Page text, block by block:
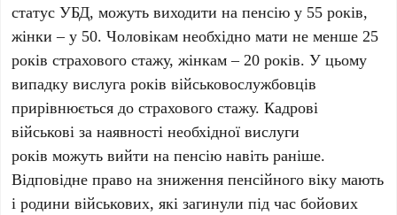
статус УБД, можуть виходити на пенсію у 55 років,
жінки – у 50. Чоловікам необхідно мати не менше 25
років страхового стажу, жінкам – 20 років. У цьому
випадку вислуга років військовослужбовців
прирівнюється до страхового стажу. Кадрові
військові за наявності необхідної вислуги
років можуть вийти на пенсію навіть раніше.
Відповідне право на зниження пенсійного віку мають
і родини військових, які загинули під час бойових